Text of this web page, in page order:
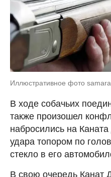
Иллюстративное фото
В ходе собачьих
также произошел
набросились на
удара топором по
стекло в его
В свою очередь Канат